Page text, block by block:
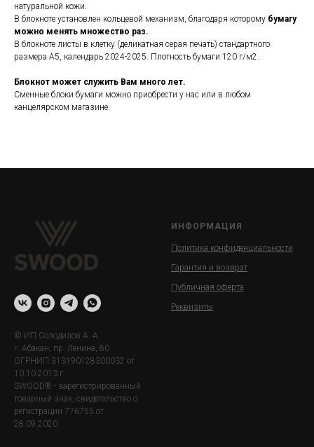
натуральной кожи.
В блокноте установлен кольцевой механизм, благодаря которому бумагу
можно менять множество раз.
В блокноте листы в клетку (деликатная серая печать) стандартного
размера А5, календарь 2024-2025. Плотность бумаги 120 г/м2.
Блокнот может служить Вам много лет.
Сменные блоки бумаги можно приобрести у нас или в любом
канцелярском магазине.
© ИП Солодилов А. А.
г. Абакан, пр. Ленина, 80
ОГРНИП 313190128300032 от
10.10.2013 г.
SWOOD® - зарегистрированный
товарный знак, свидетельство о
регистрации 776755 от
28.09.2020
ИНФОРМАЦИЯ
Политика конфиденциальности
Гарантия и возврат
Публичная оферта
Реквизиты